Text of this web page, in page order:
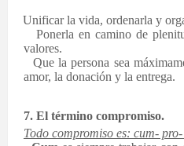
Unificar la vida, ordenarla y
Ponerla en camino de
valores.
Que la persona sea
amor, la donación y la entrega.
7. El término compromiso.
Todo compromiso es: cum-